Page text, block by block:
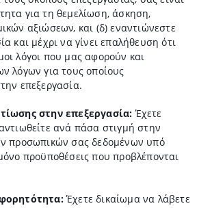
για τη θεμελίωση, άσκηση,
αξιώσεων, και (δ) εναντιώνεστε
και μέχρι να γίνει επαλήθευση ότι
λόγοι που μας αφορούν και
λόγων για τους οποίους
επεξεργασία.
στην επεξεργασία: Έχετε
ανά πάσα στιγμή στην
προσωπικών σας δεδομένων υπό
προϋποθέσεις που προβλέπονται
Έχετε δικαίωμα να λάβετε